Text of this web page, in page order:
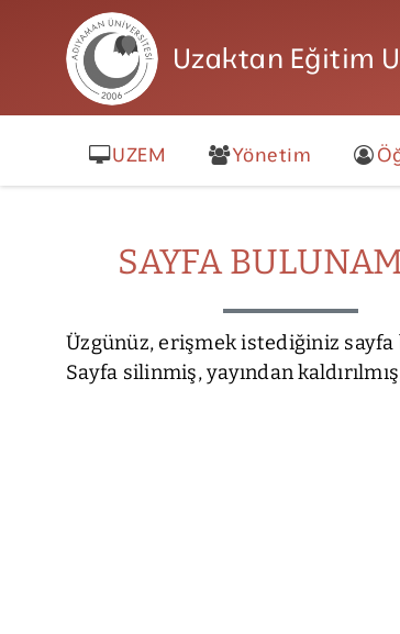
Uzaktan Eğitim
UZEM Yönetim
SAYFA
Üzgünüz, erişmek istediğiniz sayfa
Sayfa silinmiş, yayından